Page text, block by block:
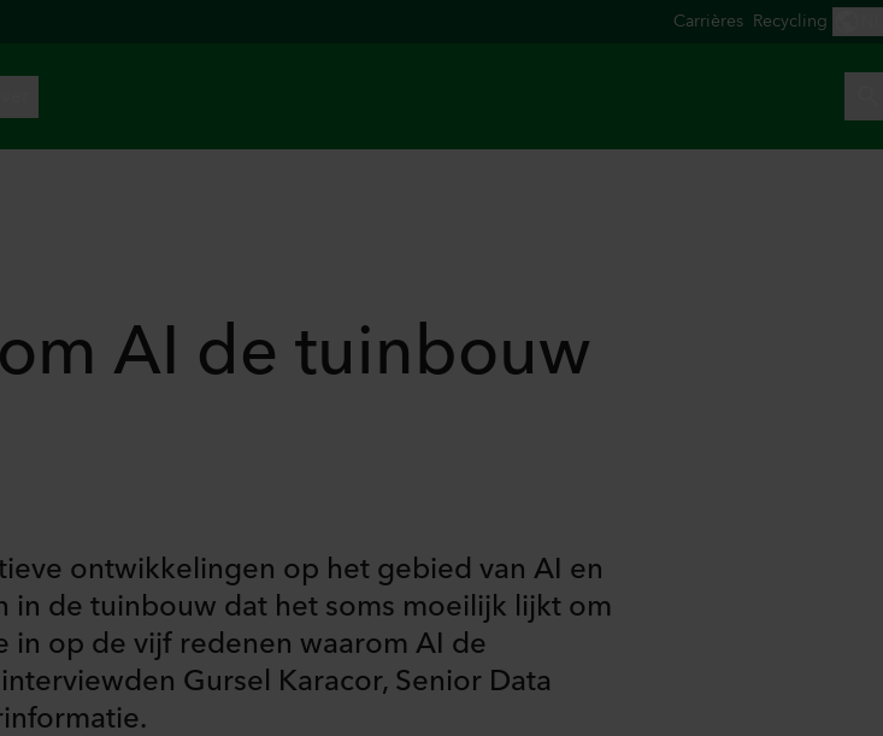
AI de tuinbouw
ontwikkelingen op het gebied van AI en
de tuinbouw dat het soms moeilijk lijkt om
op de vijf redenen waarom AI de
Gursel Karacor, Senior Data